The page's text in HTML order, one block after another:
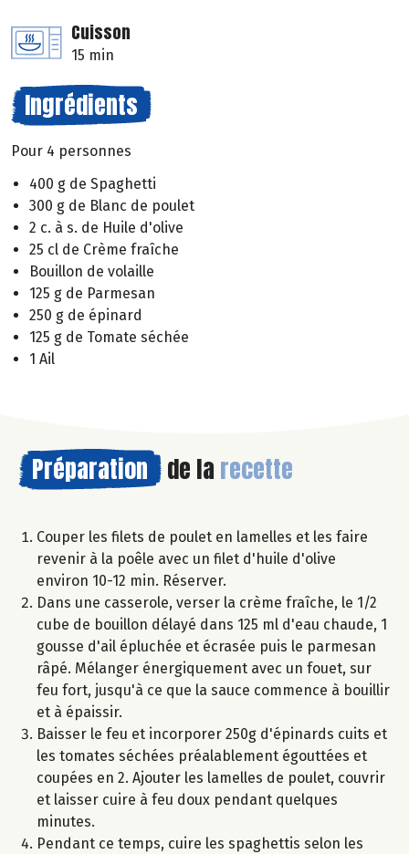
Cuisson
15 min
Ingrédients
Pour 4 personnes
400 g de Spaghetti
300 g de Blanc de poulet
2 c. à s. de Huile d'olive
25 cl de Crème fraîche
Bouillon de volaille
125 g de Parmesan
250 g de épinard
125 g de Tomate séchée
1 Ail
Préparation de la recette
Couper les filets de poulet en lamelles et les faire
revenir à la poêle avec un filet d'huile d'olive
environ 10-12 min. Réserver.
Dans une casserole, verser la crème fraîche, le 1/2
cube de bouillon délayé dans 125 ml d'eau chaude, 1
gousse d'ail épluchée et écrasée puis le parmesan
râpé. Mélanger énergiquement avec un fouet, sur
feu fort, jusqu'à ce que la sauce commence à bouillir
et à épaissir.
Baisser le feu et incorporer 250g d'épinards cuits et
les tomates séchées préalablement égouttées et
coupées en 2. Ajouter les lamelles de poulet, couvrir
et laisser cuire à feu doux pendant quelques
minutes.
Pendant ce temps, cuire les spaghettis selon les